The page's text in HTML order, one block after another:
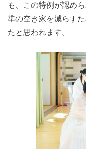
も、この特例が認め
準の空き家を減らす
たと思われます。